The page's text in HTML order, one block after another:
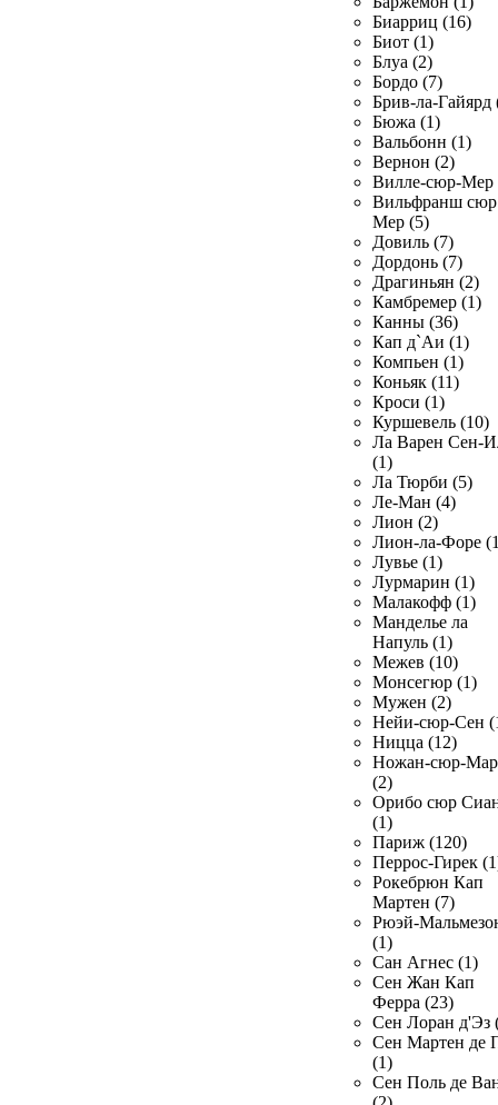
Биарриц (16)
Биот (1)
Блуа (2)
Бордо (7)
Брив-ла-Гайярд
Бюжа (1)
Вальбонн (1)
Вернон (2)
Вилле-сюр-Мер
Вильфранш сюр
Мер (5)
Довиль (7)
Дордонь (7)
Драгиньян (2)
Камбремер (1)
Канны (36)
Кап д`Аи (1)
Компьен (1)
Коньяк (11)
Кроси (1)
Куршевель (10)
Ла Варен Сен-
(1)
Ла Тюрби (5)
Ле-Ман (4)
Лион (2)
Лион-ла-Форе
Лувье (1)
Лурмарин (1)
Малакофф (1)
Манделье ла
Напуль (1)
Межев (10)
Монсегюр (1)
Мужен (2)
Нейи-сюр-Сен
Ницца (12)
Ножан-сюр-
(2)
Орибо сюр
(1)
Париж (120)
Перрос-Гирек
Рокебрюн Кап
Мартен (7)
Рюэй-
(1)
Сан Агнес (1)
Сен Жан Кап
Ферра (23)
Сен Лоран д'Эз
Сен Мартен де
(1)
Сен Поль де